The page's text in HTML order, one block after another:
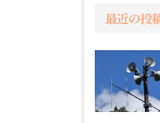
最近の投